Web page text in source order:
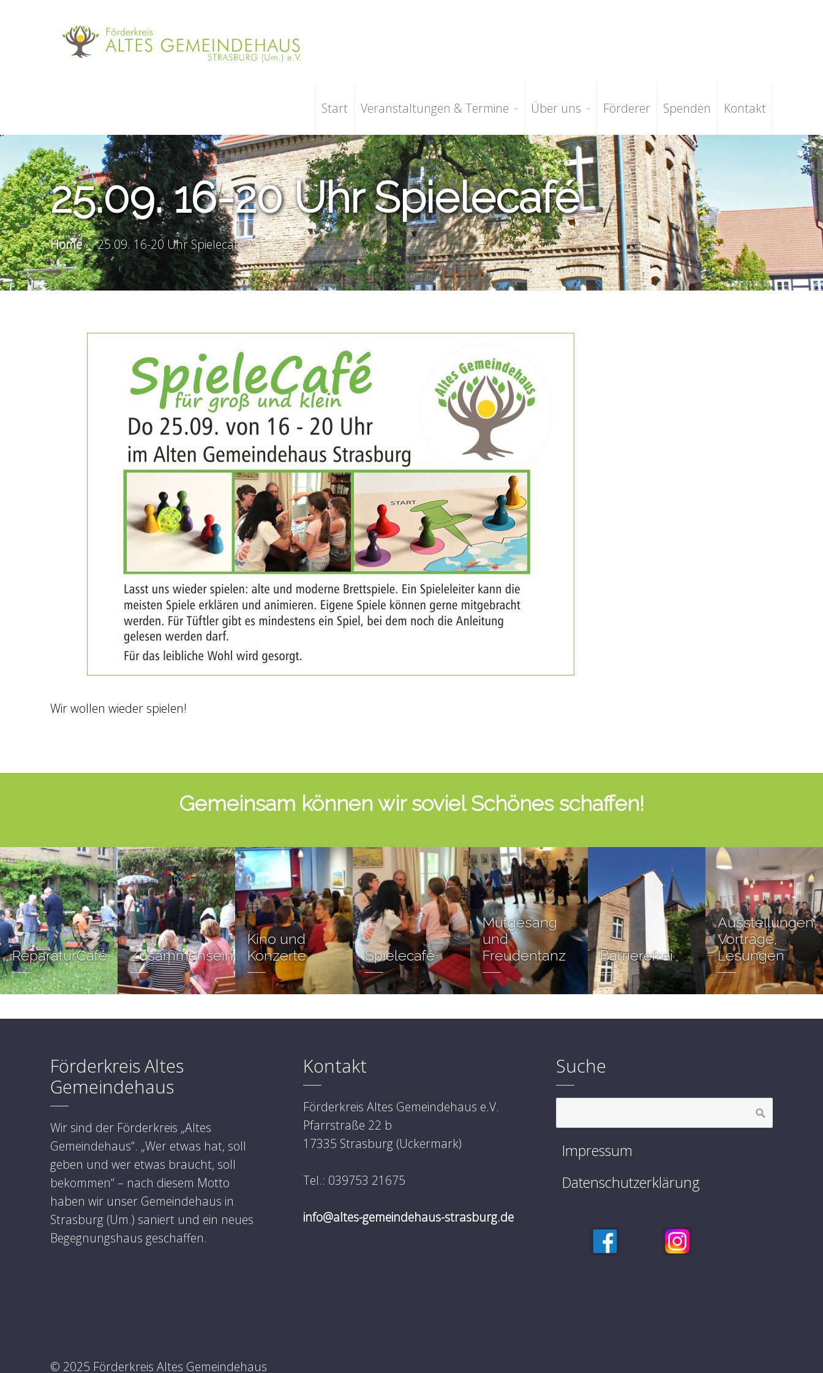
Start Veranstaltungen & Termine Über uns Förderer Spenden Kontakt
25.09. 16-20 Uhr Spielecafé
Home 25.09. 16-20 Uhr Spielecafé
Wir wollen wieder spielen!
Gemeinsam können wir soviel Schönes schaffen!
ReparaturCafé Zusammensein
Kino und
Konzerte
Spielecafé
Mutgesang
und
Freudentanz
Barrierefrei
Ausstellungen,
Vorträge,
Lesungen
Förderkreis Altes
Gemeindehaus
Wir sind der Förderkreis „Altes
Gemeindehaus“. „Wer etwas hat, soll
geben und wer etwas braucht, soll
bekommen“ – nach diesem Motto
haben wir unser Gemeindehaus in
Strasburg (Um.) saniert und ein neues
Begegnungshaus geschaffen.
© 2025 Förderkreis Altes Gemeindehaus
Kontakt
Förderkreis Altes Gemeindehaus e.V.
Pfarrstraße 22 b
17335 Strasburg (Uckermark)
Tel.: 039753 21675
info@altes-gemeindehaus-strasburg.de
Suche
Impressum
Datenschutzerklärung